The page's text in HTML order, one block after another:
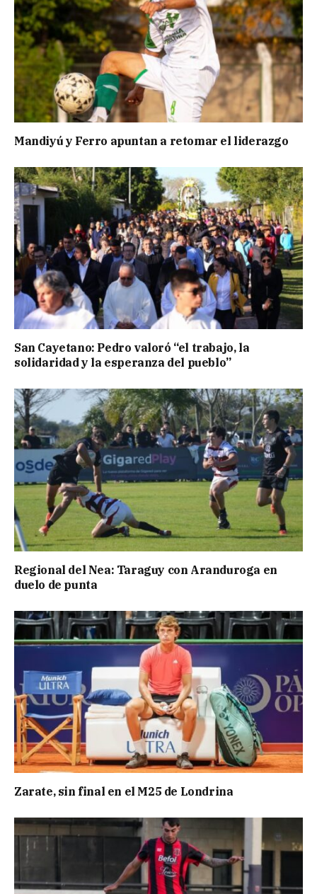
Mandiyú y Ferro apuntan a retomar el liderazgo
San Cayetano: Pedro valoró “el trabajo, la
solidaridad y la esperanza del pueblo”
Regional del Nea: Taraguy con Aranduroga en
duelo de punta
Zarate, sin final en el M25 de Londrina